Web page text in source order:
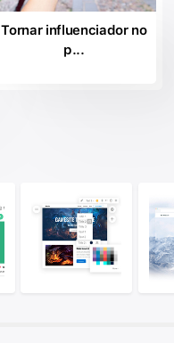
Tornar influenciador no
p...